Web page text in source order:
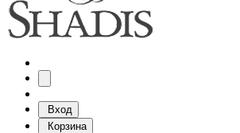
Вход
Корзина